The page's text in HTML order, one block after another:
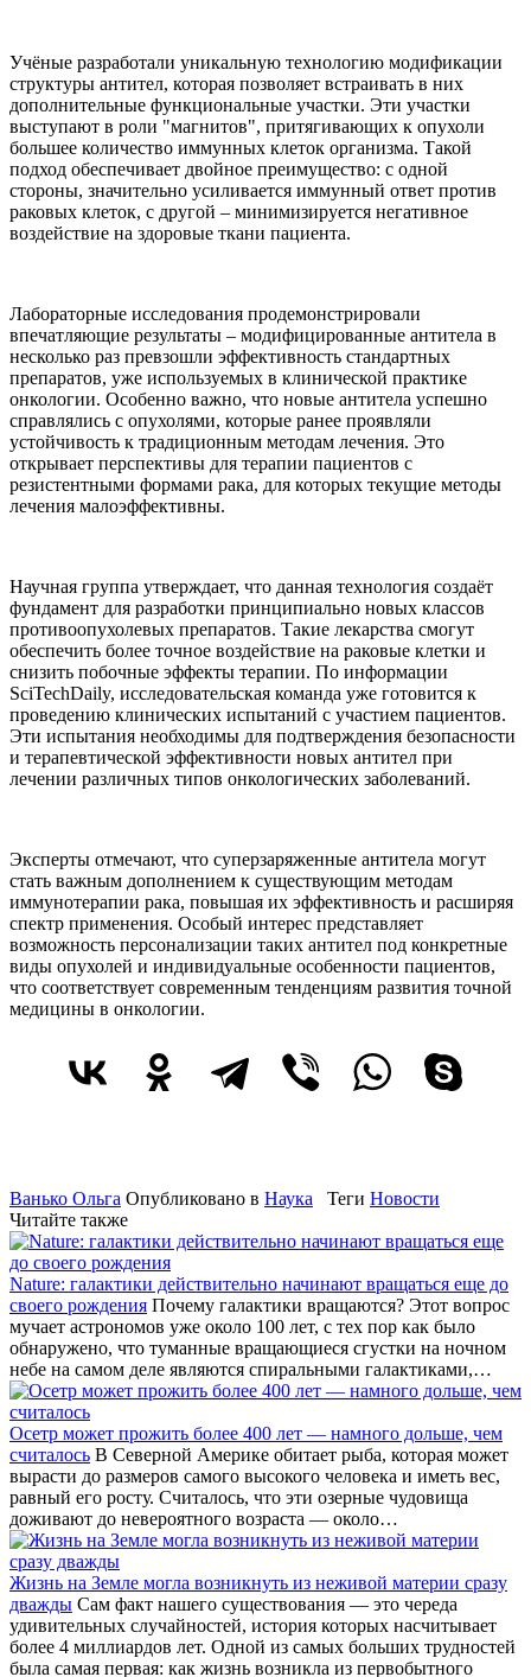
Учёные разработали уникальную технологию модификации
структуры антител, которая позволяет встраивать в них
дополнительные функциональные участки. Эти участки
выступают в роли "магнитов", притягивающих к опухоли
большее количество иммунных клеток организма. Такой
подход обеспечивает двойное преимущество: с одной
стороны, значительно усиливается иммунный ответ против
раковых клеток, с другой – минимизируется негативное
воздействие на здоровые ткани пациента.
Лабораторные исследования продемонстрировали
впечатляющие результаты – модифицированные антитела в
несколько раз превзошли эффективность стандартных
препаратов, уже используемых в клинической практике
онкологии. Особенно важно, что новые антитела успешно
справлялись с опухолями, которые ранее проявляли
устойчивость к традиционным методам лечения. Это
открывает перспективы для терапии пациентов с
резистентными формами рака, для которых текущие методы
лечения малоэффективны.
Научная группа утверждает, что данная технология создаёт
фундамент для разработки принципиально новых классов
противоопухолевых препаратов. Такие лекарства смогут
обеспечить более точное воздействие на раковые клетки и
снизить побочные эффекты терапии. По информации
SciTechDaily, исследовательская команда уже готовится к
проведению клинических испытаний с участием пациентов.
Эти испытания необходимы для подтверждения безопасности
и терапевтической эффективности новых антител при
лечении различных типов онкологических заболеваний.
Эксперты отмечают, что суперзаряженные антитела могут
стать важным дополнением к существующим методам
иммунотерапии рака, повышая их эффективность и расширяя
спектр применения. Особый интерес представляет
возможность персонализации таких антител под конкретные
виды опухолей и индивидуальные особенности пациентов,
что соответствует современным тенденциям развития точной
медицины в онкологии.
Ванько Ольга Опубликовано в Наука Теги Новости
Читайте также
Nature: галактики действительно начинают вращаться еще до
своего рождения Почему галактики вращаются? Этот вопрос
мучает астрономов уже около 100 лет, с тех пор как было
обнаружено, что туманные вращающиеся сгустки на ночном
небе на самом деле являются спиральными галактиками,…
Осетр может прожить более 400 лет — намного дольше, чем
считалось В Северной Америке обитает рыба, которая может
вырасти до размеров самого высокого человека и иметь вес,
равный его росту. Считалось, что эти озерные чудовища
доживают до невероятного возраста — около…
Жизнь на Земле могла возникнуть из неживой материи сразу
дважды Сам факт нашего существования — это череда
удивительных случайностей, история которых насчитывает
более 4 миллиардов лет. Одной из самых больших трудностей
была самая первая: как жизнь возникла из первобытного